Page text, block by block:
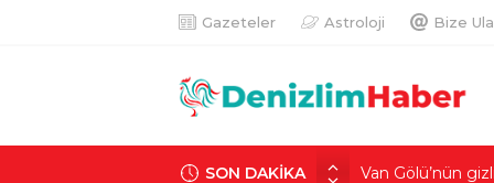
Gazeteler Astroloji Bize
SON DAKİKA
Çanakkale’de 9